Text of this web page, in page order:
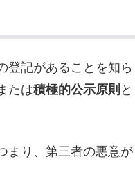
登記があることを知ら
たは積極的公示原則 と
まり、第三者の悪意が